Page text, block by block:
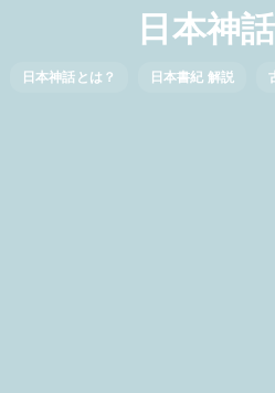
日本神
日本神話とは？ 日本書紀 解説